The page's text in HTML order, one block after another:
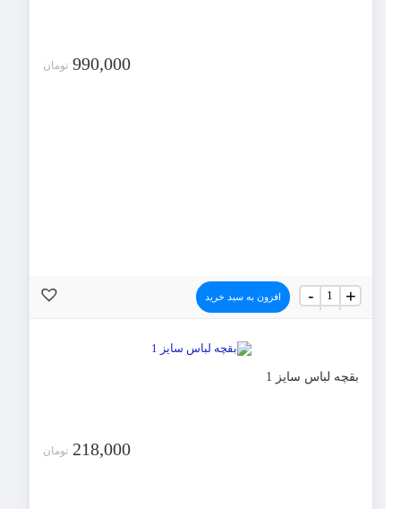
بقچه
رختخوابی
سایز
- افزون به سبد خرید
990,000 تومان
بقچه لباس سایز 1
218,000 تومان